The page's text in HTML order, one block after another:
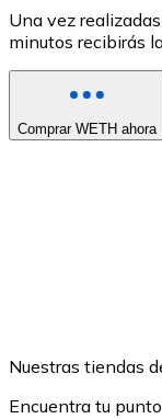
Una vez
minutos recibirás
Comprar WETH ahora
Nuestras tiendas
Encuentra tu